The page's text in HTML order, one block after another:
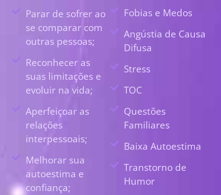
Parar de sofrer ao
se comparar com
outras pessoas;
Reconhecer as
suas limitações e
evoluir na vida;
Aperfeiçoar as
relações
interpessoais;
Melhorar sua
autoestima e
confiança;
Fobias e Medos
Angústia de Causa
Difusa
Stress
TOC
Questões
Familiares
Baixa Autoestima
Transtorno de
Humor